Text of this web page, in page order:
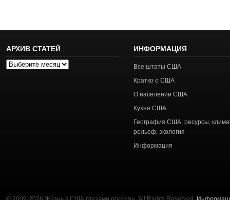
АРХИВ СТАТЕЙ
Архив
ИНФОРМАЦИЯ
Все штаты США
Кратко о США
О населении США
Кухня США
География США: ресурсы,
рельеф, экология
Информация